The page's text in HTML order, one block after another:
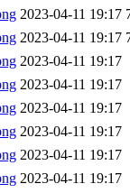
2023-04-11 19:17
2023-04-11 19:17
2023-04-11 19:17
2023-04-11 19:17
2023-04-11 19:17
2023-04-11 19:17
2023-04-11 19:17
2023-04-11 19:17